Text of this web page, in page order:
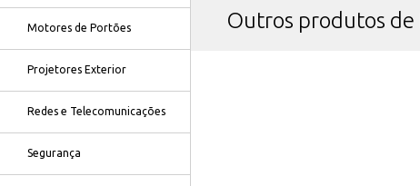
Motores de Portões
Projetores Exterior
Redes e Telecomunicações
Segurança
Outros produtos de